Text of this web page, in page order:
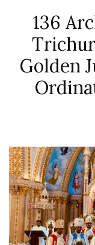
136
Golden